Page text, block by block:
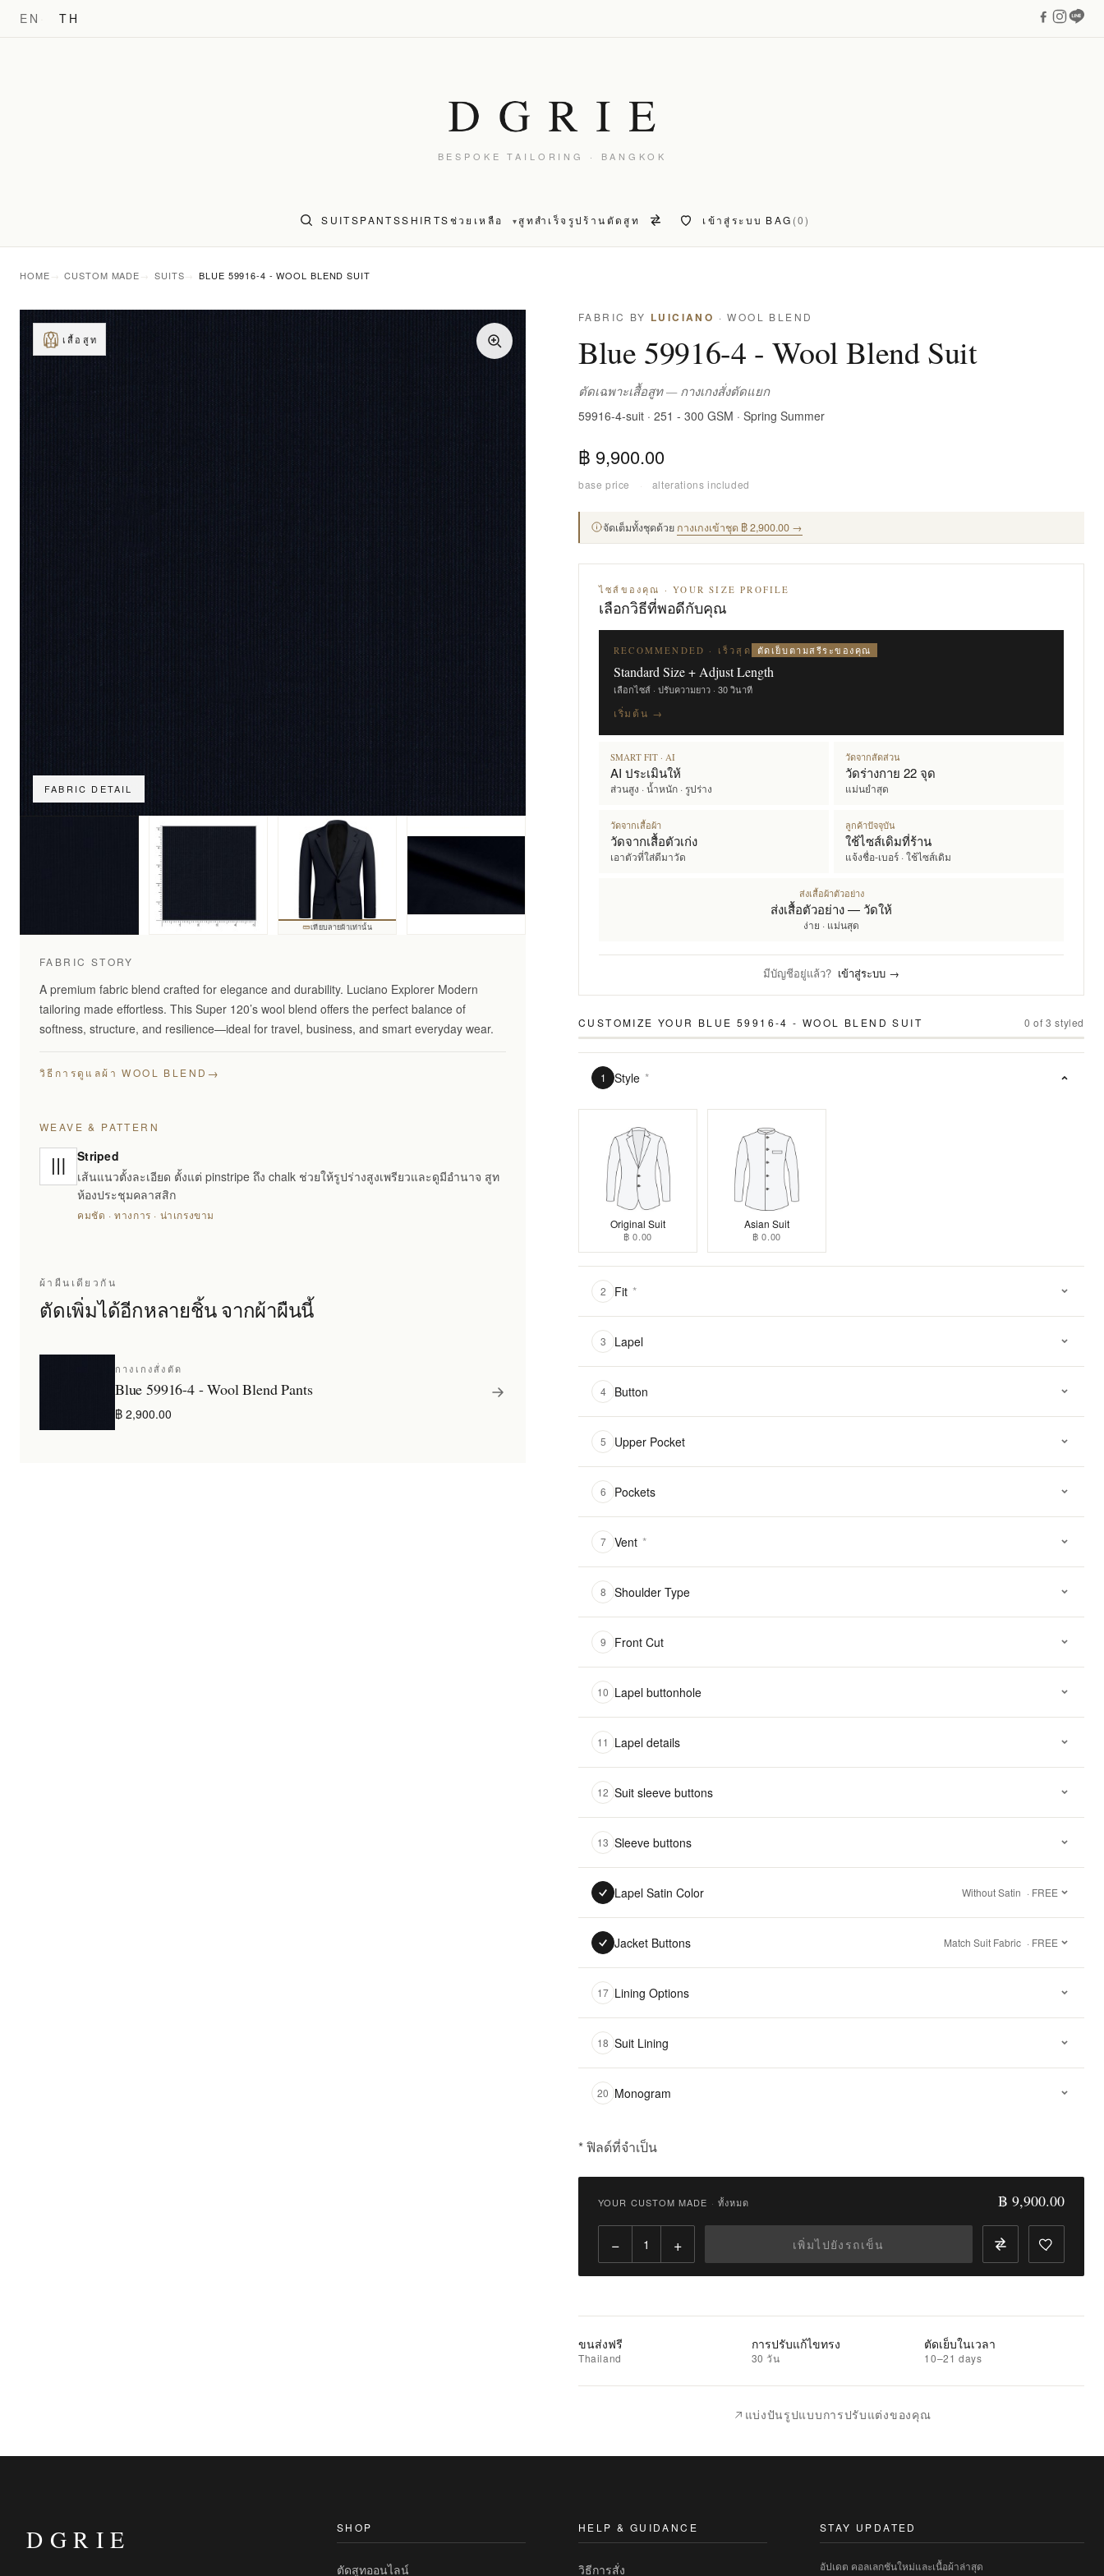
EN TH
BESPOKE TAILORING · BANGKOK
SUITSPANTSSHIRTSช่วยเหลือ ▾สูทสำเร็จรูปร้านตัดสูท เข้าสู่ระบบ BAG (0)
HOME CUSTOM MADE SUITS BLUE 59916-4 - WOOL BLEND SUIT
FABRIC DETAIL
เสื้อสูท
เทียบลายผ้าเท่านั้น
FABRIC STORY
A premium fabric blend crafted for elegance and durability. Luciano Explorer Modern
tailoring made effortless. This Super 120’s wool blend offers the perfect balance of
softness, structure, and resilience—ideal for travel, business, and smart everyday wear.
วิธีการดูแลผ้า WOOL BLEND →
WEAVE & PATTERN
Striped
เส้นแนวตั้งละเอียด ตั้งแต่ pinstripe ถึง chalk ช่วยให้รูปร่างสูงเพรียวและดูมีอำนาจ สูท
ห้องประชุมคลาสสิก
คมชัด · ทางการ · น่าเกรงขาม
ผ้าผืนเดียวกัน
ตัดเพิ่มได้อีกหลายชิ้น จากผ้าผืนนี้
กางเกงสั่งตัด
Blue 59916-4 - Wool Blend Pants
฿ 2,900.00
FABRIC BY LUICIANO · WOOL BLEND
Blue 59916-4 - Wool Blend Suit
ตัดเฉพาะเสื้อสูท — กางเกงสั่งตัดแยก
59916-4-suit · 251 - 300 GSM · Spring Summer
฿ 9,900.00
base price · alterations included
จัดเต็มทั้งชุดด้วย กางเกงเข้าชุด ฿ 2,900.00 →
ไซส์ของคุณ · YOUR SIZE PROFILE
เลือกวิธีที่พอดีกับคุณ
RECOMMENDED · เร็วสุด ตัดเย็บตามสรีระของคุณ
Standard Size + Adjust Length
เลือกไซส์ · ปรับความยาว · 30 วินาที
เริ่มต้น →
SMART FIT · AI
AI ประเมินให้
ส่วนสูง · น้ำหนัก · รูปร่าง
วัดจากสัดส่วน
วัดร่างกาย 22 จุด
แม่นยำสุด
วัดจากเสื้อผ้า
วัดจากเสื้อตัวเก่ง
เอาตัวที่ใส่ดีมาวัด
ลูกค้าปัจจุบัน
ใช้ไซส์เดิมที่ร้าน
แจ้งชื่อ-เบอร์ · ใช้ไซส์เดิม
ส่งเสื้อผ้าตัวอย่าง
ส่งเสื้อตัวอย่าง — วัดให้
ง่าย · แม่นสุด
มีบัญชีอยู่แล้ว? เข้าสู่ระบบ →
CUSTOMIZE YOUR BLUE 59916-4 - WOOL BLEND SUIT 0 of3 styled
1 Style *
Original Suit
฿ 0.00
Asian Suit
฿ 0.00
2 Fit *
3 Lapel
4 Button
5 Upper Pocket
6 Pockets
7 Vent *
8 Shoulder Type
9 Front Cut
10 Lapel buttonhole
11 Lapel details
12 Suit sleeve buttons
13 Sleeve buttons
Lapel Satin Color Without Satin · FREE
Jacket Buttons Match Suit Fabric · FREE
17 Lining Options
18 Suit Lining
20 Monogram
* ฟิลด์ที่จำเป็น
Qty:
เพิ่ม
รายการ
เปรียบ
เทียบ
YOUR CUSTOM MADE · ทั้งหมด ฿ 9,900.00
− + เพิ่มไปยังรถเข็น
ขนส่งฟรี
Thailand
การปรับแก้ไขทรง
30 วัน
ตัดเย็บในเวลา
10–21 days
แบ่งปันรูปแบบการปรับแต่งของคุณ
DGRIE
SHOP
ตัดสูทออนไลน์
HELP & GUIDANCE
วิธีการสั่ง
STAY UPDATED
อัปเดต คอลเลกชันใหม่และเนื้อผ้าล่าสุด